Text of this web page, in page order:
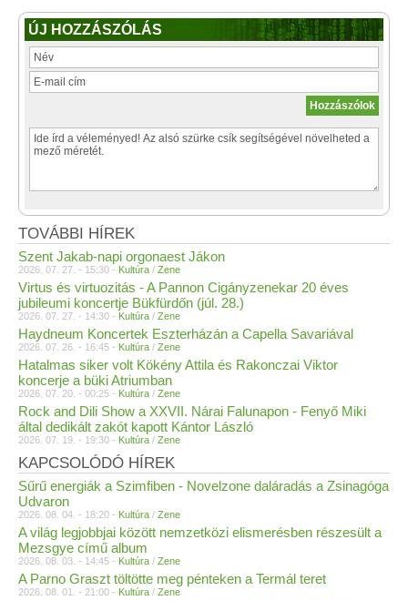
ÚJ HOZZÁSZÓLÁS
TOVÁBBI HÍREK
Szent Jakab-napi orgonaest Jákon
2026. 07. 27. - 15:30 - Kultúra / Zene
Virtus és virtuozitás - A Pannon Cigányzenekar 20 éves
jubileumi koncertje Bükfürdőn (júl. 28.)
2026. 07. 27. - 14:30 - Kultúra / Zene
Haydneum Koncertek Eszterházán a Capella Savariával
2026. 07. 26. - 16:45 - Kultúra / Zene
Hatalmas siker volt Kökény Attila és Rakonczai Viktor
koncerje a büki Atriumban
2026. 07. 20. - 00:25 - Kultúra / Zene
Rock and Dili Show a XXVII. Nárai Falunapon - Fenyő Miki
által dedikált zakót kapott Kántor László
2026. 07. 19. - 19:30 - Kultúra / Zene
KAPCSOLÓDÓ HÍREK
Sűrű energiák a Szimfiben - Novelzone daláradás a Zsinagóga
Udvaron
2026. 08. 04. - 18:20 - Kultúra / Zene
A világ legjobbjai között nemzetközi elismerésben részesült a
Mezsgye című album
2026. 08. 03. - 14:45 - Kultúra / Zene
A Parno Graszt töltötte meg pénteken a Termál teret
2026. 08. 01. - 21:00 - Kultúra / Zene